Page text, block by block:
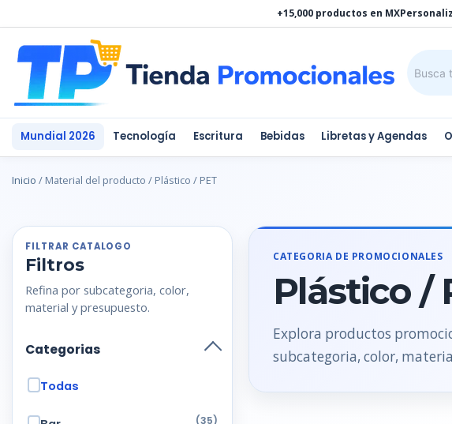
al
contenido
+15,000 productos en MX
Mundial 2026 Tecnología Escritura Bebidas Libretas y Agendas
Inicio / Material del producto / Plástico / PET
FILTRAR CATALOGO
Filtros
Refina por subcategoria, color,
material y presupuesto.
Categorias
Todas
(35)
CATEGORIA DE PROMOCIONALES
Plástico /
Explora productos
subcategoria, color,